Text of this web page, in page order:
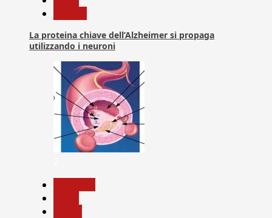
La proteina chiave dell’Alzheimer si propaga
utilizzando i neuroni